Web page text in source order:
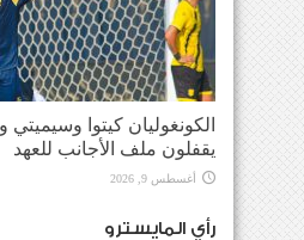
الكونغوليان كيتوا وسيميتي
يقفلون ملف الأجانب للعهد
أغسطس 9, 2026
رأي المايسترو